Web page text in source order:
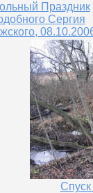
Праздник
Сергия